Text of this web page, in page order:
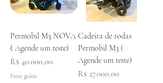
Permobil M3 NOVA
( Agende um teste)
Preço
R$ 40.000,00
Frete grátis
Cadeira de rodas
Permobil M3 (
Agende um teste)
Preço
R$ 27.000,00